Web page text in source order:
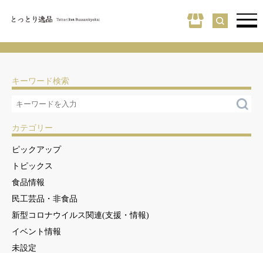
キーワード検索
カテゴリー
ピックアップ
トピックス
食品情報
民工芸品・非食品
新型コロナウイルス関連(支援・情報)
イベント情報
未設定